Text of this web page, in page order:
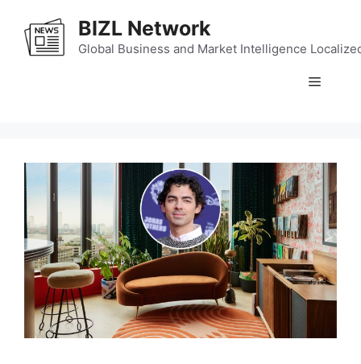
content
BIZL Network
Global Business and Market Intelligence
Menu